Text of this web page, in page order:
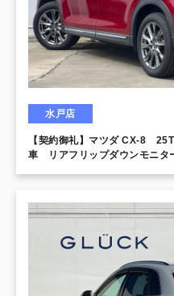
水戸店
【契約御礼】マツダ CX-8
車 リアフリップダウンモニ